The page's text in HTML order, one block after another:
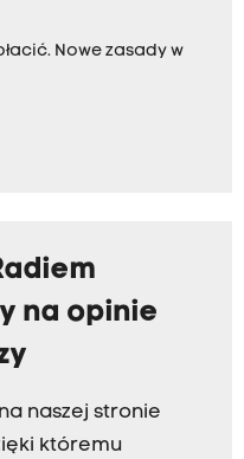
Nowe zasady w
na opinie
naszej stronie
któremu